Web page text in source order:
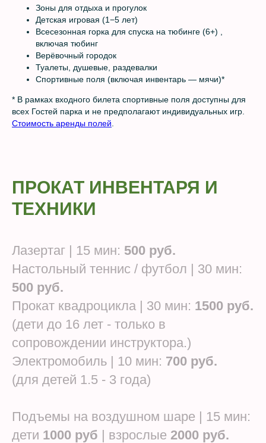
Зоны для отдыха и прогулок
Детская игровая (1−5 лет)
Всесезонная горка для спуска на тюбинге (6+) ,
включая тюбинг
Верёвочный городок
Туалеты, душевые, раздевалки
Спортивные поля (включая инвентарь — мячи)*
* В рамках входного билета спортивные поля доступны для
всех Гостей парка и не предполагают индивидуальных игр.
Стоимость аренды полей
ПРОКАТ ИНВЕНТАРЯ И
ТЕХНИКИ
Лазертаг | 15 мин: 500 руб.
Настольный теннис / футбол | 30 мин:
500 руб.
Прокат квадроцикла | 30 мин: 1500 руб.
(дети до 16 лет - только в
сопровождении инструктора.)
Электромобиль | 10 мин: 700 руб.
(для детей 1.5 - 3 года)
Подъемы на воздушном шаре | 15 мин:
дети 1000 руб | взрослые 2000 руб.